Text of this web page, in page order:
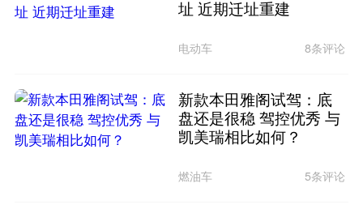
址 近期迁址重建
电动车 8条评论
新款本田雅阁试驾：底
盘还是很稳 驾控优秀 与
凯美瑞相比如何？
燃油车 5条评论